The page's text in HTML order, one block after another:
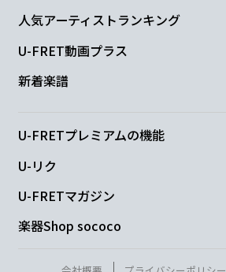
人気アーティストランキング
U-FRET動画プラス
新着楽譜
U-FRETプレミアムの機能
U-リク
U-FRETマガジン
楽器Shop sococo